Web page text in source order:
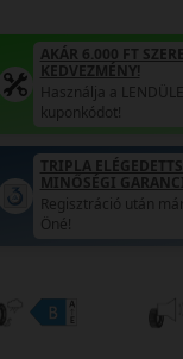
AKÁR 6.000 FT
KEDVEZMÉNY!
Használja a
kuponkódot!
TRIPLA
MINŐSÉGI
Regisztráció után
Öné!